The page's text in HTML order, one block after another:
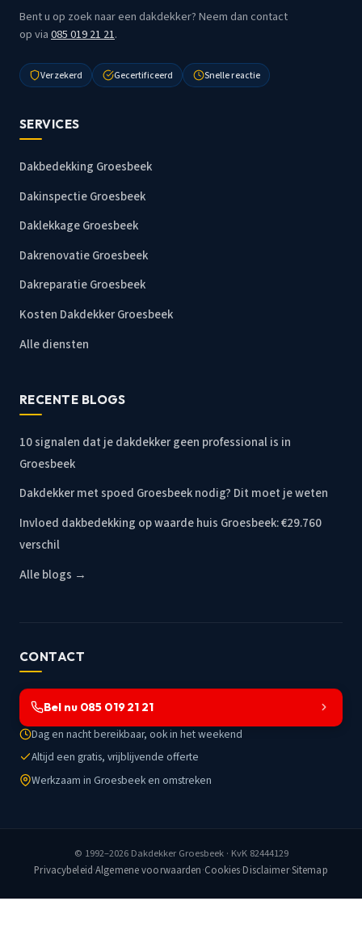
Bent u op zoek naar een dakdekker? Neem dan contact
op via085 019 21 21.
Verzekerd Gecertificeerd Snelle reactie
SERVICES
Dakbedekking Groesbeek
Dakinspectie Groesbeek
Daklekkage Groesbeek
Dakrenovatie Groesbeek
Dakreparatie Groesbeek
Kosten Dakdekker Groesbeek
Alle diensten
RECENTE BLOGS
10 signalen dat je dakdekker geen professional is in
Groesbeek
Dakdekker met spoed Groesbeek nodig? Dit moet je weten
Invloed dakbedekking op waarde huis Groesbeek: €29.760
verschil
Alle blogs →
CONTACT
Bel nu 085 019 21 21
Dag en nacht bereikbaar, ook in het weekend
Altijd een gratis, vrijblijvende offerte
Werkzaam in Groesbeek en omstreken
© 1992–2026 Dakdekker Groesbeek· KvK 82444129
Privacybeleid·Algemene voorwaarden·Cookies·Disclaimer·Sitemap